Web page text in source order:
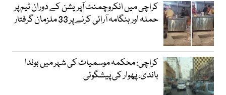
کراچی میں انکروچمنٹ آپریشن کے دوران ٹیم پر
حملہ اور ہنگامہ آرائی کرنے پر 33 ملزمان گرفتار
کراچی: محکمہ موسمیات کی شہر میں بوندا
باندی، پھوار کی پیشگوئی